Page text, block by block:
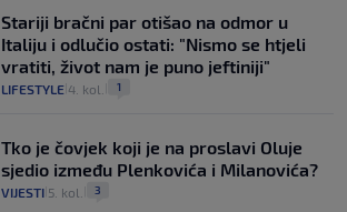
Stariji bračni par otišao na odmor u
Italiju i odlučio ostati: "Nismo se htjeli
vratiti, život nam je puno jeftiniji"
LIFESTYLE 4. kol. 1
Tko je čovjek koji je na proslavi Oluje
sjedio između Plenkovića i Milanovića?
VIJESTI 5. kol. 3